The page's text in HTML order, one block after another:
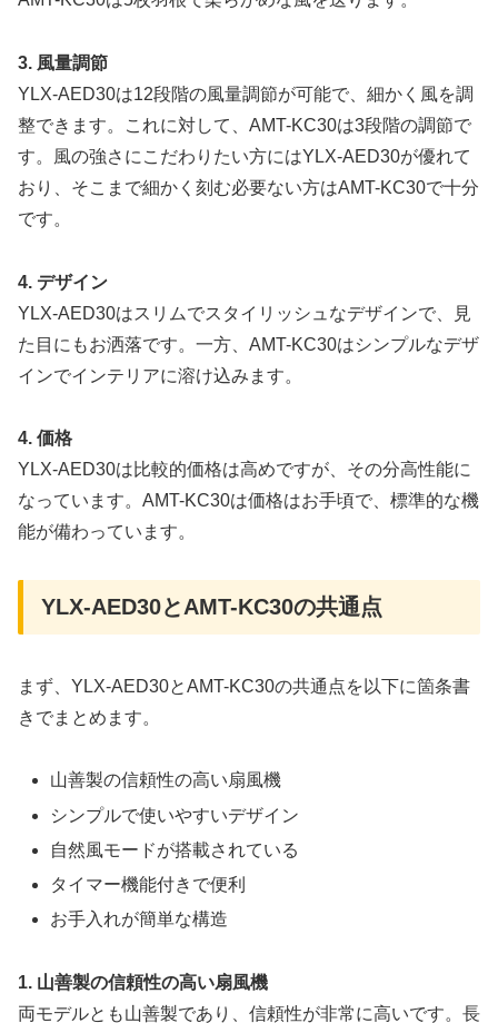
3. 風量調節
YLX-AED30は12段階の風量調節が可能で、細かく風を調
整できます。これに対して、AMT-KC30は3段階の調節で
す。風の強さにこだわりたい方にはYLX-AED30が優れて
おり、そこまで細かく刻む必要ない方はAMT-KC30で十分
です。
4. デザイン
YLX-AED30はスリムでスタイリッシュなデザインで、見
た目にもお洒落です。一方、AMT-KC30はシンプルなデザ
インでインテリアに溶け込みます。
4. 価格
YLX-AED30は比較的価格は高めですが、その分高性能に
なっています。AMT-KC30は価格はお手頃で、標準的な機
能が備わっています。
YLX-AED30とAMT-KC30の共通点
まず、YLX-AED30とAMT-KC30の共通点を以下に箇条書
きでまとめます。
山善製の信頼性の高い扇風機
シンプルで使いやすいデザイン
自然風モードが搭載されている
タイマー機能付きで便利
お手入れが簡単な構造
1. 山善製の信頼性の高い扇風機
両モデルとも山善製であり、信頼性が非常に高いです。長